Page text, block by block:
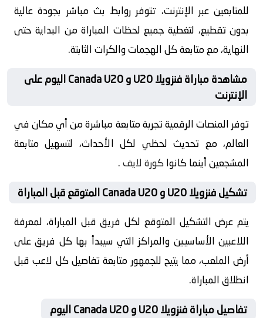
للمتابعين عبر الإنترنت، تتوفر روابط بث مباشر بجودة عالية
بدون تقطيع، لتغطية جميع لحظات المباراة من البداية حتى
النهاية، مع متابعة كل الهجمات والكرات الثابتة.
مشاهدة مباراة فنزويلا U20 و Canada U20 اليوم على
الإنترنت
توفر المنصات الرقمية تجربة متابعة مباشرة من أي مكان في
العالم، مع تحديث لحظي لكل الأحداث، لتسهيل متابعة
المشجعين أينما كانواكورة لايف.
تشكيل فنزويلا U20 و Canada U20 المتوقع قبل المباراة
يتم عرض التشكيل المتوقع لكل فريق قبل المباراة، لمعرفة
اللاعبين الأساسيين والمراكز التي سيبدأ بها كل فريق على
أرض الملعب، مما يتيح للجمهور متابعة تفاصيل كل لاعب قبل
انطلاق المباراة.
تفاصيل مباراة فنزويلا U20 و Canada U20 اليوم